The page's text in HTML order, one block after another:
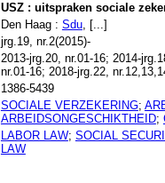
USZ : uitspraken sociale
Den Haag : Sdu, [...]
jrg.19, nr.2(2015)-
2013-jrg.20, nr.01-16; 2014-
nr.01-16; 2018-jrg.22,
1386-5439
SOCIALE VERZEKERING;
ARBEIDSONGESCHIKTHEID;
LABOR LAW; SOCIAL
LAW